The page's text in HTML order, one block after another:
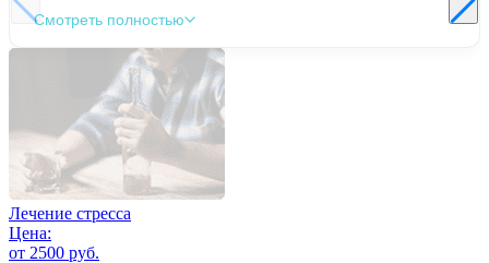
Смотреть полностью
Лечение стресса
Цена:
от 2500 руб.